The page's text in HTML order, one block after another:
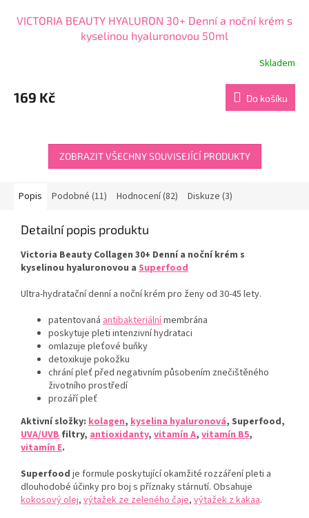
VICTORIA BEAUTY HYALURON 30+ Denní a noční krém s
kyselinou hyaluronovou 50ml
produktu
je
Skladem
169 Kč Do košíku
ZOBRAZIT VŠECHNY SOUVISEJÍCÍ PRODUKTY
Popis Podobné (11) Hodnocení (82) Diskuze (3)
Detailní popis produktu
Victoria Beauty Collagen 30+ Denní a noční krém s
kyselinou hyaluronovou a Superfood
Ultra-hydratační denní a noční krém pro ženy od 30-45 lety.
patentovaná antibakteriálnímembrána
poskytuje pleti intenzivní hydrataci
omlazuje pleťové buňky
detoxikuje pokožku
chrání pleť před negativním působením znečištěného
životního prostředí
prozáří pleť
Aktivní složky: kolagen, kyselina hyaluronová, Superfood,
UVA/UVB filtry, antioxidanty, vitamín A, vitamín B5,
vitamín E.
Superfood je formule poskytující okamžité rozzáření pleti a
dlouhodobé účinky pro boj s příznaky stárnutí. Obsahuje
kokosový olej, výtažek ze zeleného čaje, výtažek z kakaa.